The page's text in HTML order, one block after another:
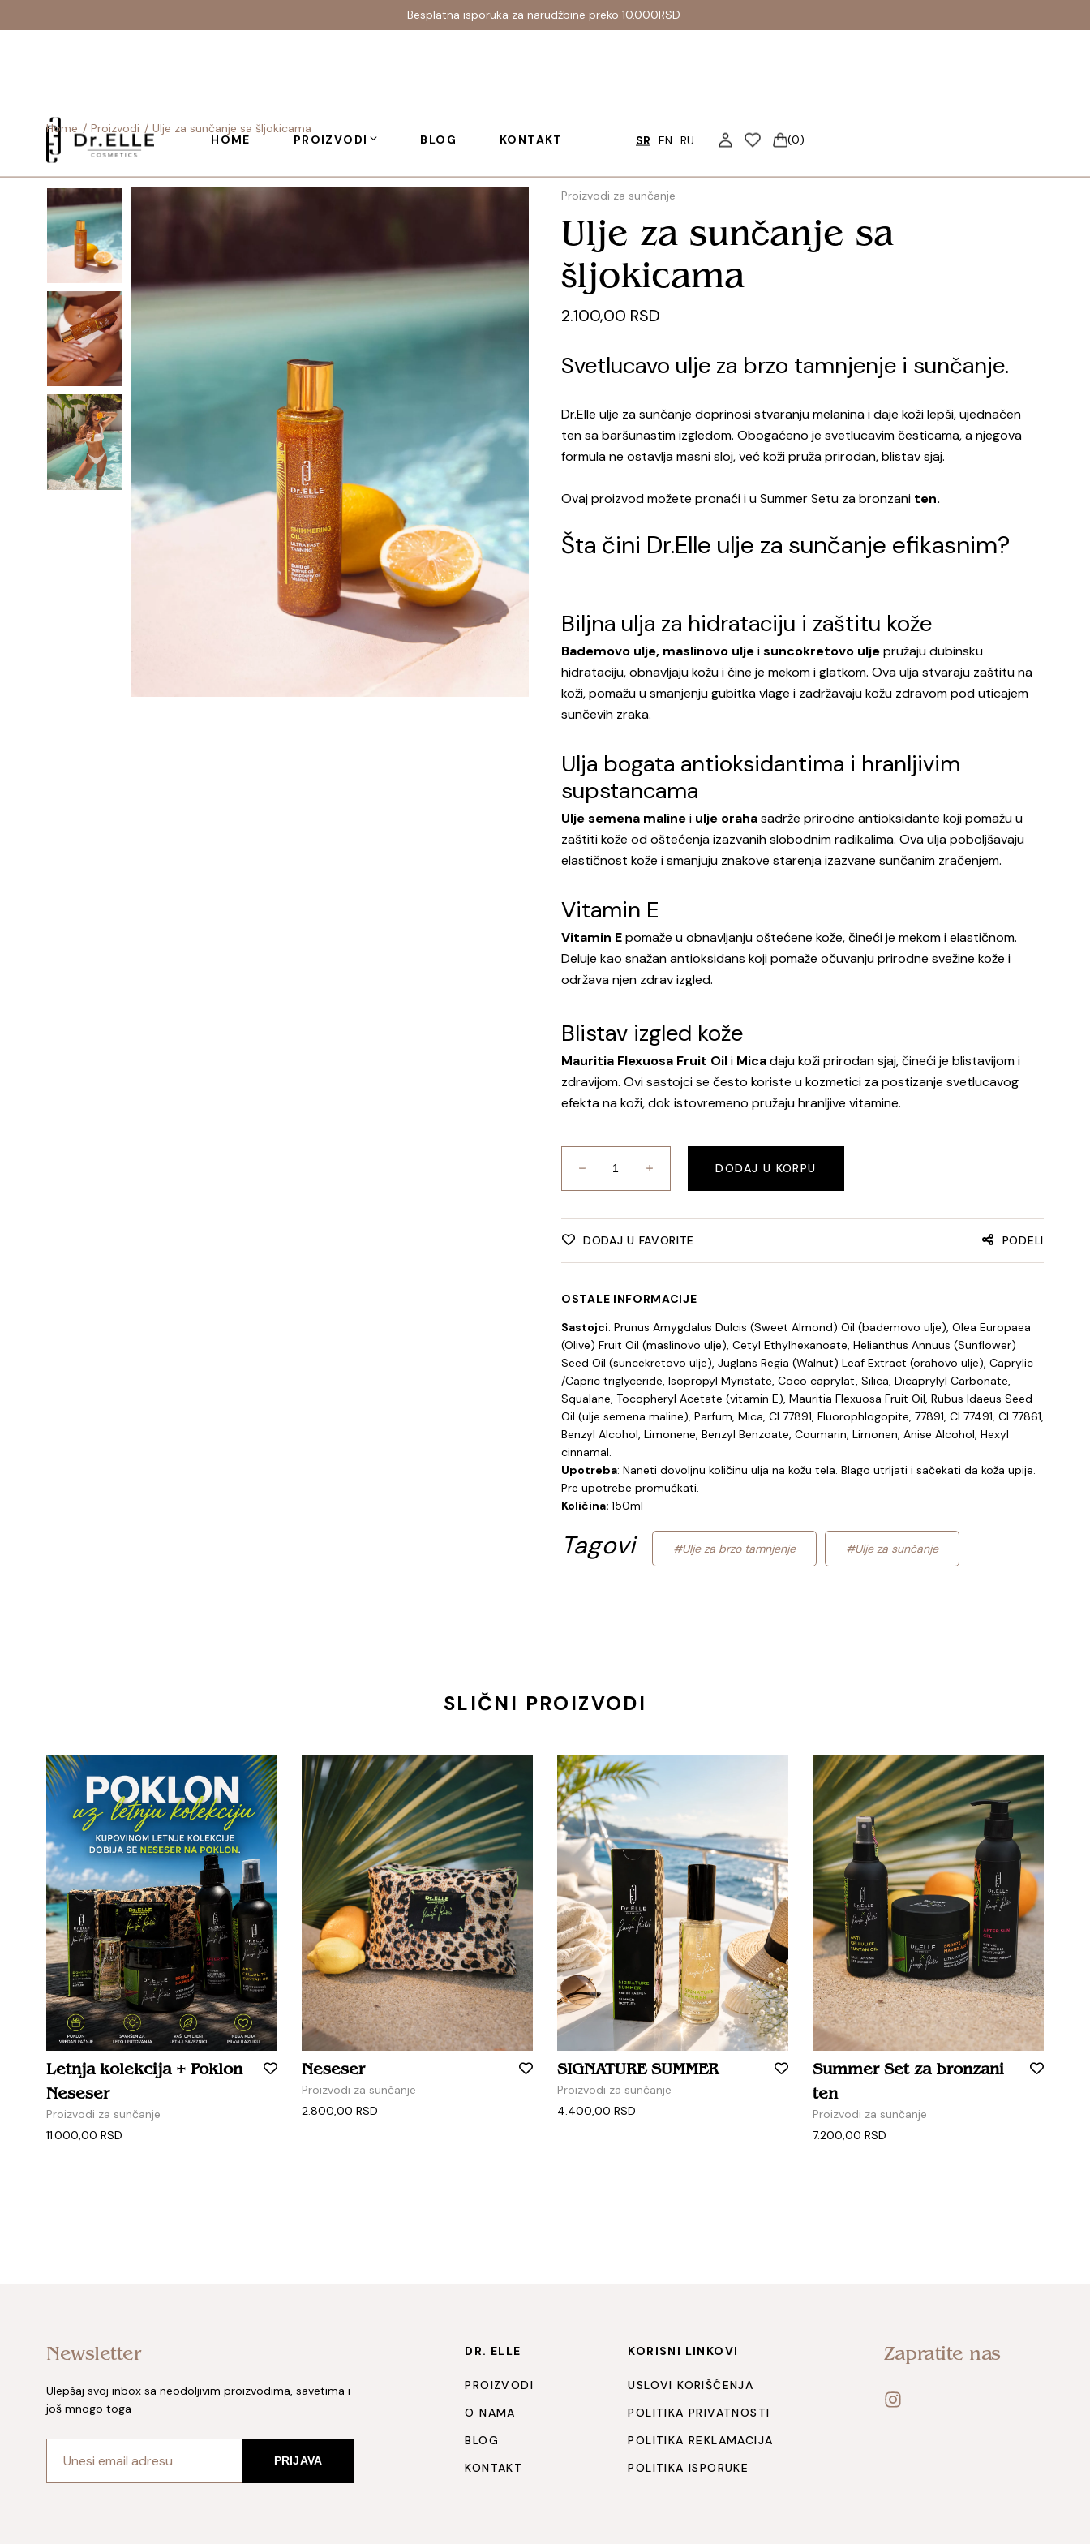
Besplatna isporuka za narudžbine preko 10.000RSD
HOME PROIZVODI BLOG KONTAKT SR EN RU (0)
Home Proizvodi Ulje za sunčanje sa šljokicama
Proizvodi za sunčanje
Ulje za sunčanje sa
šljokicama
2.100,00 RSD
Svetlucavo ulje za brzo tamnjenje i sunčanje.
Dr.Elle ulje za sunčanje doprinosi stvaranju melanina i daje koži lepši, ujednačen
ten sa baršunastim izgledom. Obogaćeno je svetlucavim česticama, a njegova
formula ne ostavlja masni sloj, već koži pruža prirodan, blistav sjaj.
Ovaj proizvod možete pronaći i uSummer Setu za bronzani ten.
Šta čini Dr.Elle ulje za sunčanje efikasnim?
Biljna ulja za hidrataciju i zaštitu kože
Bademovo ulje, maslinovo uljeisuncokretovo uljepružaju dubinsku
hidrataciju, obnavljaju kožu i čine je mekom i glatkom. Ova ulja stvaraju zaštitu na
koži, pomažu u smanjenju gubitka vlage i zadržavaju kožu zdravom pod uticajem
sunčevih zraka.
Ulja bogata antioksidantima i hranljivim
supstancama
Ulje semena malinei ulje orahasadrže prirodne antioksidante koji pomažu u
zaštiti kože od oštećenja izazvanih slobodnim radikalima. Ova ulja poboljšavaju
elastičnost kože i smanjuju znakove starenja izazvane sunčanim zračenjem.
Vitamin E
Vitamin Epomaže u obnavljanju oštećene kože, čineći je mekom i elastičnom.
Deluje kao snažan antioksidans koji pomaže očuvanju prirodne svežine kože i
održava njen zdrav izgled.
Blistav izgled kože
Mauritia Flexuosa Fruit Oili Micadaju koži prirodan sjaj, čineći je blistavijom i
zdravijom. Ovi sastojci se često koriste u kozmetici za postizanje svetlucavog
efekta na koži, dok istovremeno pružaju hranljive vitamine.
DODAJ U KORPU
DODAJ U FAVORITE PODELI
OSTALE INFORMACIJE
Sastojci: Prunus Amygdalus Dulcis (Sweet Almond) Oil (bademovo ulje), Olea Europaea
(Olive) Fruit Oil (maslinovo ulje), Cetyl Ethylhexanoate, Helianthus Annuus (Sunflower)
Seed Oil (suncekretovo ulje), Juglans Regia (Walnut) Leaf Extract (orahovo ulje), Caprylic
/Capric triglyceride, Isopropyl Myristate, Coco caprylat, Silica, Dicaprylyl Carbonate,
Squalane, Tocopheryl Acetate (vitamin E), Mauritia Flexuosa Fruit Oil, Rubus Idaeus Seed
Oil (ulje semena maline), Parfum, Mica, CI 77891, Fluorophlogopite, 77891, CI 77491, CI 77861,
Benzyl Alcohol, Limonene, Benzyl Benzoate, Coumarin, Limonen, Anise Alcohol, Hexyl
cinnamal.
Upotreba: Naneti dovoljnu količinu ulja na kožu tela. Blago utrljati i sačekati da koža upije.
Pre upotrebe promućkati.
Količina: 150ml
Tagovi #Ulje za brzo tamnjenje #Ulje za sunčanje
SLIČNI PROIZVODI
Letnja kolekcija + Poklon
Neseser
Proizvodi za sunčanje
11.000,00 RSD
Neseser
Proizvodi za sunčanje
2.800,00 RSD
SIGNATURE SUMMER
Proizvodi za sunčanje
4.400,00 RSD
Summer Set za bronzani
ten
Proizvodi za sunčanje
7.200,00 RSD
Zapratite nas
DR. ELLE
PROIZVODI
O NAMA
BLOG
KONTAKT
KORISNI LINKOVI
USLOVI KORIŠĆENJA
POLITIKA PRIVATNOSTI
POLITIKA REKLAMACIJA
POLITIKA ISPORUKE
Newsletter
Ulepšaj svoj inbox sa neodoljivim proizvodima, savetima i
još mnogo toga
PRIJAVA